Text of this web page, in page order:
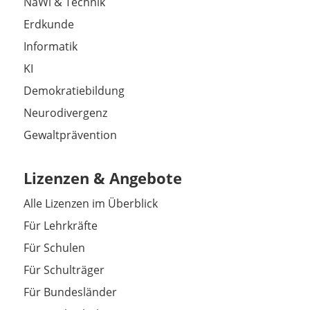
Erdkunde
Informatik
KI
Demokratiebildung
Neurodivergenz
Gewaltprävention
Lizenzen & Angebote
Alle Lizenzen im Überblick
Für Lehrkräfte
Für Schulen
Für Schulträger
Für Bundesländer